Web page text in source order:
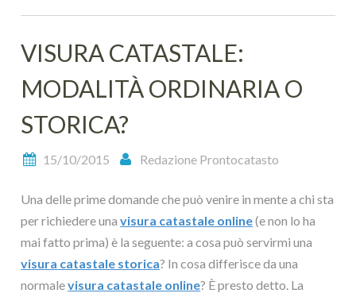
VISURA CATASTALE:
MODALITÀ ORDINARIA O
STORICA?
15/10/2015 Redazione Prontocatasto
Una delle prime domande che può venire in mente a chi sta
per richiedere unavisura catastale online(e non lo ha
mai fatto prima) è la seguente: a cosa può servirmi una
visura catastale storica? In cosa differisce da una
normalevisura catastale online? È presto detto. La